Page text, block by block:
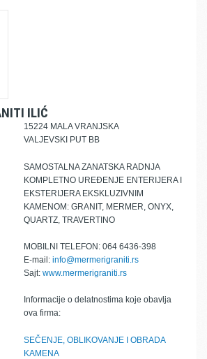
ILIĆ
15224 MALA VRANJSKA
VALJEVSKI PUT BB
SAMOSTALNA ZANATSKA RADNJA
KOMPLETNO UREĐENJE ENTERIJERA I
EKSTERIJERA EKSKLUZIVNIM
KAMENOM: GRANIT, MERMER, ONYX,
QUARTZ, TRAVERTINO
MOBILNI TELEFON: 064 6436-398
E-mail: info@mermerigraniti.rs
Sajt: www.mermerigraniti.rs
Informacije o delatnostima koje obavlja
ova firma:
SEČENJE, OBLIKOVANJE I OBRADA
KAMENA